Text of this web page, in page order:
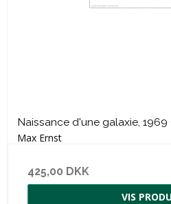
Naissance d'une galaxie, 1969
Max Ernst
425,00 DKK
VIS